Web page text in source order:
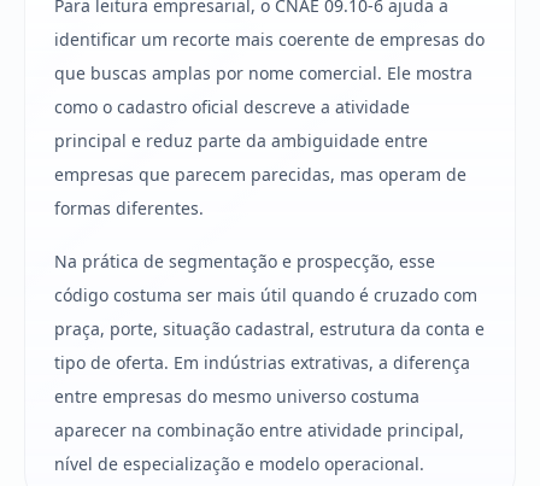
Para leitura empresarial, o CNAE 09.10-6 ajuda a
identificar um recorte mais coerente de empresas do
que buscas amplas por nome comercial. Ele mostra
como o cadastro oficial descreve a atividade
principal e reduz parte da ambiguidade entre
empresas que parecem parecidas, mas operam de
formas diferentes.
Na prática de segmentação e prospecção, esse
código costuma ser mais útil quando é cruzado com
praça, porte, situação cadastral, estrutura da conta e
tipo de oferta. Em indústrias extrativas, a diferença
entre empresas do mesmo universo costuma
aparecer na combinação entre atividade principal,
nível de especialização e modelo operacional.